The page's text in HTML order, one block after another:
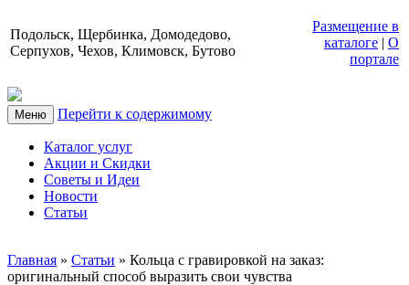
Подольск, Щербинка, Домодедово,
Серпухов, Чехов, Климовск, Бутово
Размещение в
каталоге | О
портале
Меню Перейти к содержимому
Каталог услуг
Акции и Скидки
Советы и Идеи
Новости
Статьи
Главная » Статьи » Кольца с гравировкой на заказ:
оригинальный способ выразить свои чувства